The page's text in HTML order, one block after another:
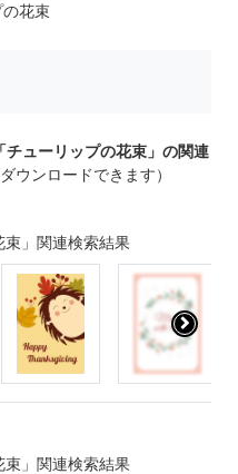
花束
ューリップの花束」の関連
ウンロードできます）
束」関連検索結果
束」関連検索結果